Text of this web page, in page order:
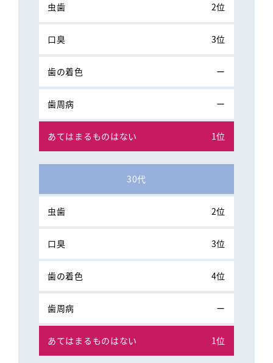
2位
3位
ー
ー
1位
30代
2位
3位
4位
ー
1位